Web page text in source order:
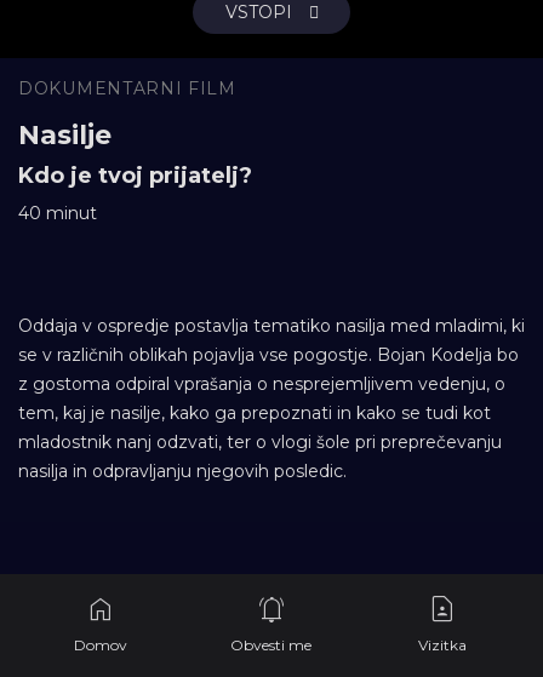
VSTOPI
DOKUMENTARNI FILM
Nasilje
Kdo je tvoj prijatelj?
40 minut
Oddaja v ospredje postavlja tematiko nasilja med mladimi, ki
se v različnih oblikah pojavlja vse pogostje. Bojan Kodelja bo
z gostoma odpiral vprašanja o nesprejemljivem vedenju, o
tem, kaj je nasilje, kako ga prepoznati in kako se tudi kot
mladostnik nanj odzvati, ter o vlogi šole pri preprečevanju
nasilja in odpravljanju njegovih posledic.
Domov Obvesti me Vizitka